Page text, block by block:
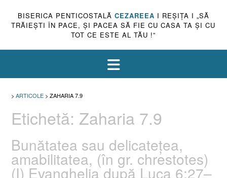
BISERICA PENTICOSTALĂ CEZAREEA I REŞIŢA I „SĂ
TRĂIEŞTI ÎN PACE, ŞI PACEA SĂ FIE CU CASA TA ŞI CU
TOT CE ESTE AL TĂU !”
> ARTICOLE > ZAHARIA 7.9
Etichetă: Zaharia 7.9
Bunătatea sau delicateţea,
amabilitatea, (în gr. chrestotes)
(I) Evanghelia după Luca 6:27–